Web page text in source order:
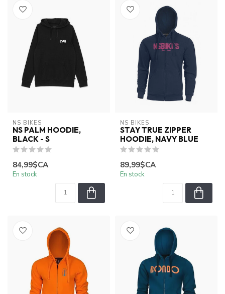
NS BIKES
NS PALM HOODIE,
BLACK - S
84,99$CA
En stock
NS BIKES
STAY TRUE ZIPPER
HOODIE, NAVY BLUE
89,99$CA
En stock